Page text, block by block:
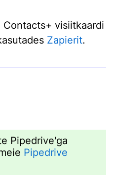
Contacts+ visiitkaardi
Zapierit.
Pipedrive'ga
Pipedrive